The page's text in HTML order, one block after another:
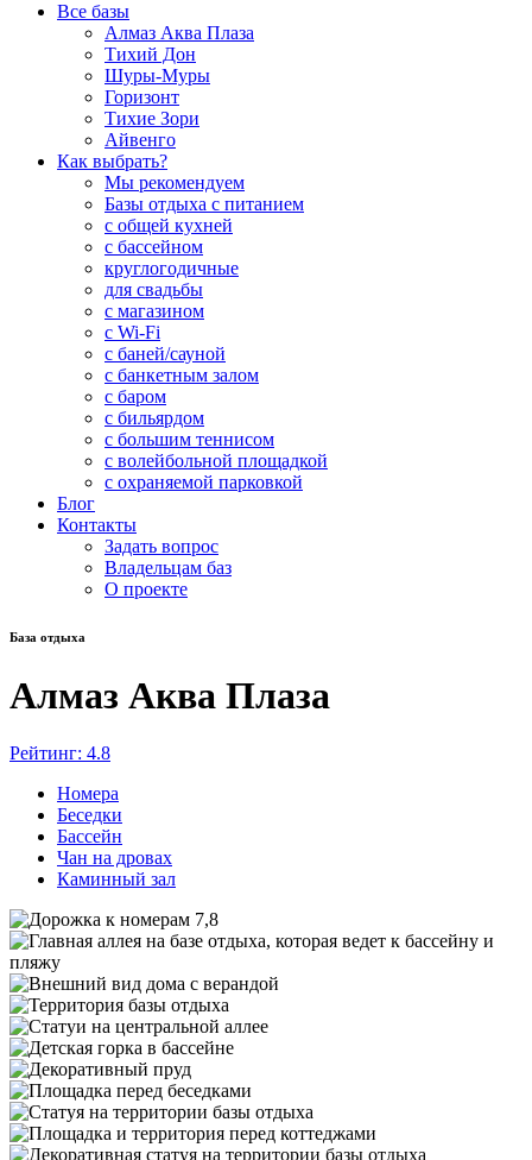
Все базы
Алмаз Аква Плаза
Тихий Дон
Шуры-Муры
Горизонт
Тихие Зори
Айвенго
Как выбрать?
Мы рекомендуем
Базы отдыха с питанием
с общей кухней
с бассейном
круглогодичные
для свадьбы
с магазином
с Wi-Fi
с баней/сауной
с банкетным залом
с баром
с бильярдом
с большим теннисом
с волейбольной площадкой
с охраняемой парковкой
Блог
Контакты
Задать вопрос
Владельцам баз
О проекте
База отдыха
Алмаз Аква Плаза
Рейтинг: 4.8
Номера
Беседки
Бассейн
Чан на дровах
Каминный зал